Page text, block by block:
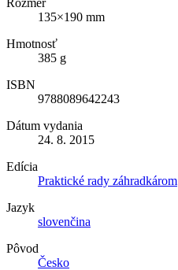
135×190 mm
Hmotnosť
385 g
ISBN
9788089642243
Dátum vydania
24. 8. 2015
Edícia
Praktické rady záhradkárom
Jazyk
slovenčina
Pôvod
Česko